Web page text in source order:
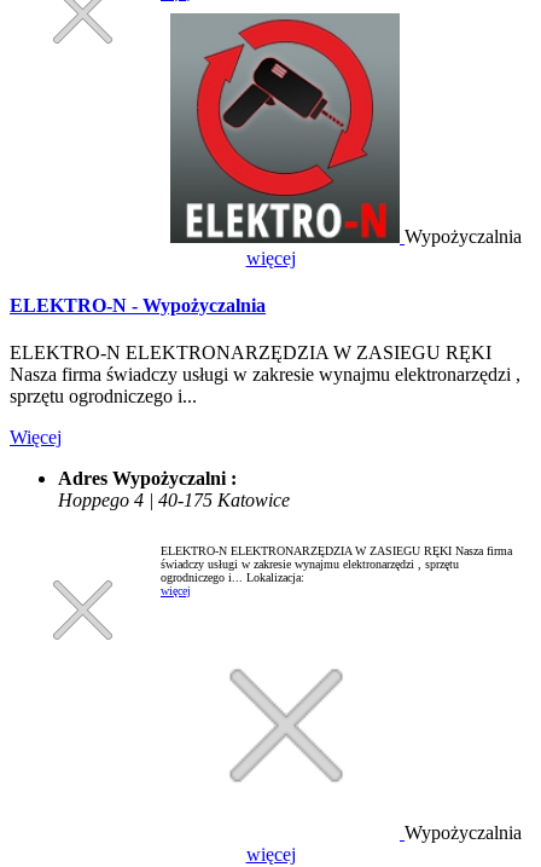
Wypożyczalnia
więcej
ELEKTRO-N - Wypożyczalnia
ELEKTRO-N ELEKTRONARZĘDZIA W ZASIEGU RĘKI
Nasza firma świadczy usługi w zakresie wynajmu elektronarzędzi ,
sprzętu ogrodniczego i...
Więcej
Adres Wypożyczalni :
Hoppego 4 | 40-175 Katowice
ELEKTRO-N ELEKTRONARZĘDZIA W ZASIEGU RĘKI Nasza firma
świadczy usługi w zakresie wynajmu elektronarzędzi , sprzętu
ogrodniczego i... Lokalizacja:
więcej
Wypożyczalnia
więcej